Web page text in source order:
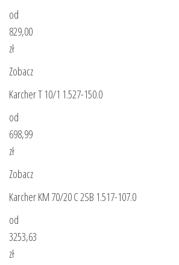
od
829,00
zł
Zobacz
Karcher T 10/1 1.527-150.0
od
698,99
zł
Zobacz
Karcher KM 70/20 C 2SB 1.517-107.0
od
3253,63
zł